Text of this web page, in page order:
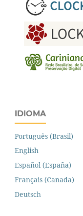
IDIOMA
Português (Brasil)
English
Español (España)
Français (Canada)
Deutsch